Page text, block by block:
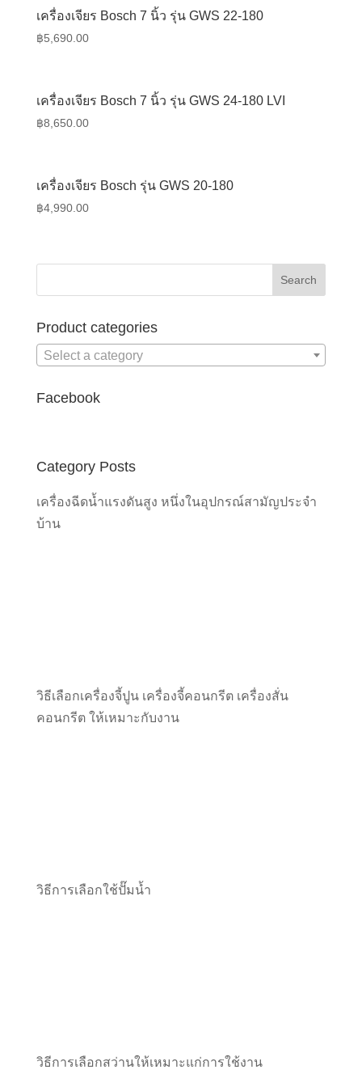
฿5,404.00.฿3,834.00.
เครื่องเจียร Bosch 7 นิ้ว รุ่น GWS 22-180
฿5,690.00
เครื่องเจียร Bosch 7 นิ้ว รุ่น GWS 24-180 LVI
฿8,650.00
เครื่องเจียร Bosch รุ่น GWS 20-180
฿4,990.00
Product categories
Select a category
Facebook
Category Posts
เครื่องฉีดน้ำแรงดันสูง หนึ่งในอุปกรณ์สามัญประจำ
บ้าน
วิธีเลือกเครื่องจี้ปูน เครื่องจี้คอนกรีต เครื่องสั่น
คอนกรีต ให้เหมาะกับงาน
วิธีการเลือกใช้ปั๊มน้ำ
วิธีการเลือกสว่านให้เหมาะแก่การใช้งาน